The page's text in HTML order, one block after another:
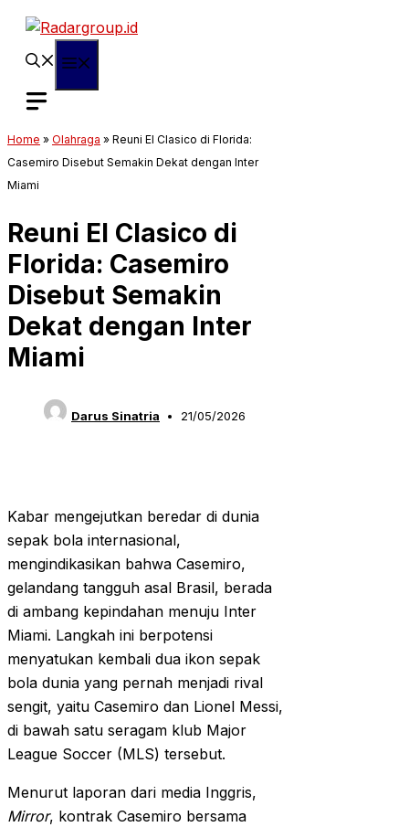
Langsung
Home » Olahraga » Reuni El Clasico di Florida:
Casemiro Disebut Semakin Dekat dengan Inter
Miami
Reuni El Clasico di
Florida: Casemiro
Disebut Semakin
Dekat dengan Inter
Miami
Darus Sinatria 21/05/2026
Kabar mengejutkan beredar di dunia
sepak bola internasional,
mengindikasikan bahwa Casemiro,
gelandang tangguh asal Brasil, berada
di ambang kepindahan menuju Inter
Miami. Langkah ini berpotensi
menyatukan kembali dua ikon sepak
bola dunia yang pernah menjadi rival
sengit, yaitu Casemiro dan Lionel Messi,
di bawah satu seragam klub Major
League Soccer (MLS) tersebut.
Menurut laporan dari media Inggris,
Mirror, kontrak Casemiro bersama